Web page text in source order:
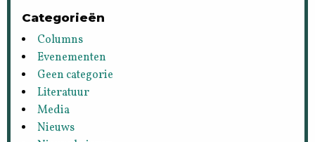
Categorieën
Columns
Evenementen
Geen categorie
Literatuur
Media
Nieuws